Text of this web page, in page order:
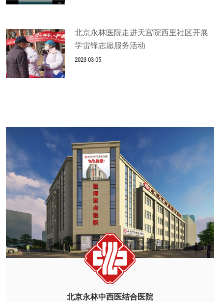
北京永林医院走进天宫院西里社区开展
学雷锋志愿服务活动
2023-03-05
北京永林中西医结合医院